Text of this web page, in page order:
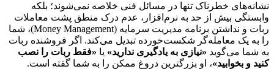
نشانه‌های خطرناک تنها در مسائل فنی خلاصه نمی‌شوند؛ بلکه
وابستگی بیش از حد به نرم‌افزار، عدم درک منطق پشت معاملات
ربات و نداشتن برنامه مدیریت سرمایه (Money Management)، شما
را به یک معامله‌گر شکست‌خورده تبدیل می‌کند. اگر فروشنده ربات
به شما می‌گوید «نیازی به یادگیری ندارید» یا «فقط ربات را نصب
کنید و بخوابید»، او بزرگترین دروغ ممکن را به شما گفته است.